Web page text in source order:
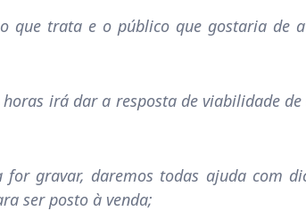
que trata e o público que gostaria de
irá dar a resposta de viabilidade
for gravar, daremos todas ajuda com
ser posto à venda;